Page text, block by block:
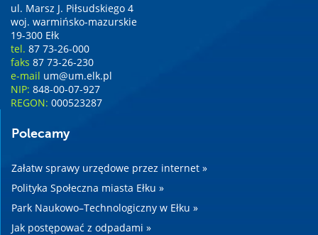
ul. Marsz J. Piłsudskiego 4
woj. warmińsko-mazurskie
19-300 Ełk
tel. 87 73-26-000
faks 87 73-26-230
e-mail um@um.elk.pl
NIP: 848-00-07-927
REGON: 000523287
Polecamy
Załatw sprawy urzędowe przez internet »
Polityka Społeczna miasta Ełku »
Park Naukowo–Technologiczny w Ełku »
Jak postępować z odpadami »